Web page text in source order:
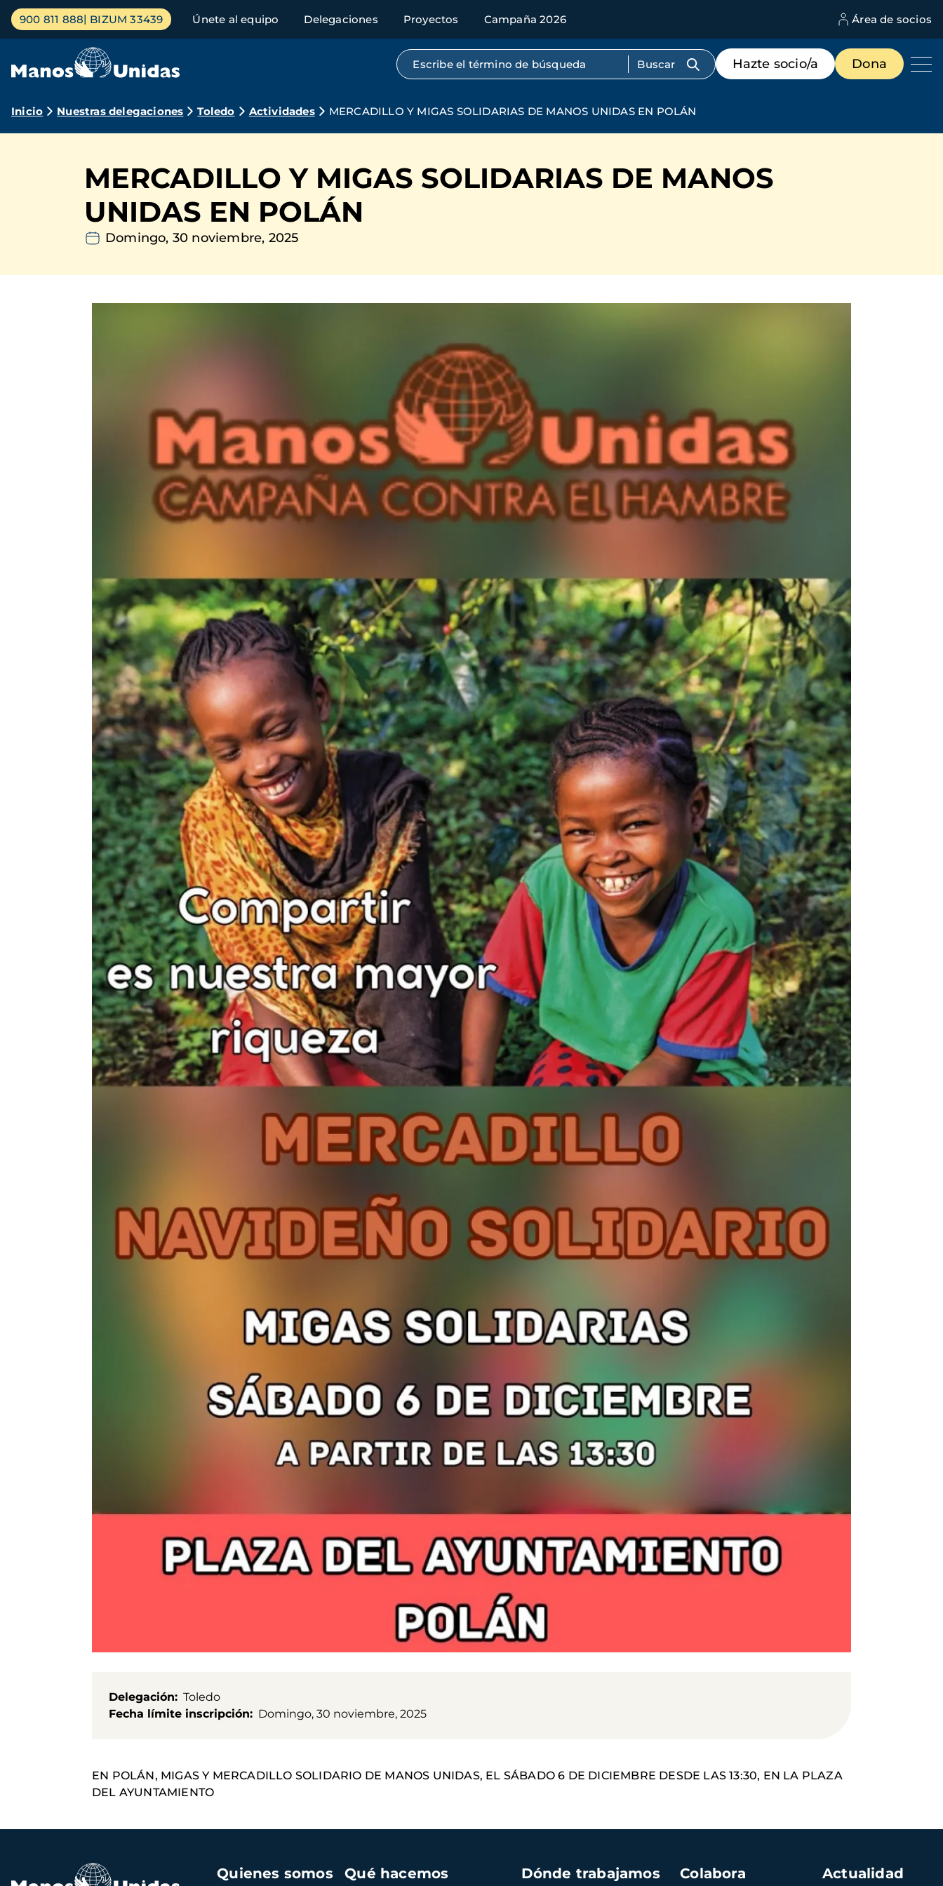
Pasar
contenido
Menú
principal
900 811 888 BIZUM 33439 Únete al equipo Delegaciones Proyectos Campaña 2026 Área de socios
Búsqueda por texto completo
Menú
de
destacados
Hazte socio/a Dona
Ruta
navegación
Inicio Nuestras delegaciones Toledo Actividades MERCADILLO Y MIGAS SOLIDARIAS DE MANOS UNIDAS EN POLÁN
MERCADILLO Y MIGAS SOLIDARIAS DE MANOS
UNIDAS EN POLÁN
Domingo, 30 noviembre, 2025
Delegación
Toledo
Fecha límite inscripción
Domingo, 30 noviembre, 2025
EN POLÁN, MIGAS Y MERCADILLO SOLIDARIO DE MANOS UNIDAS, EL SÁBADO 6 DE DICIEMBRE DESDE LAS 13:30, EN LA PLAZA
DEL AYUNTAMIENTO
Navegación
principal
Quienes somos Qué hacemos Dónde trabajamos Colabora Actualidad